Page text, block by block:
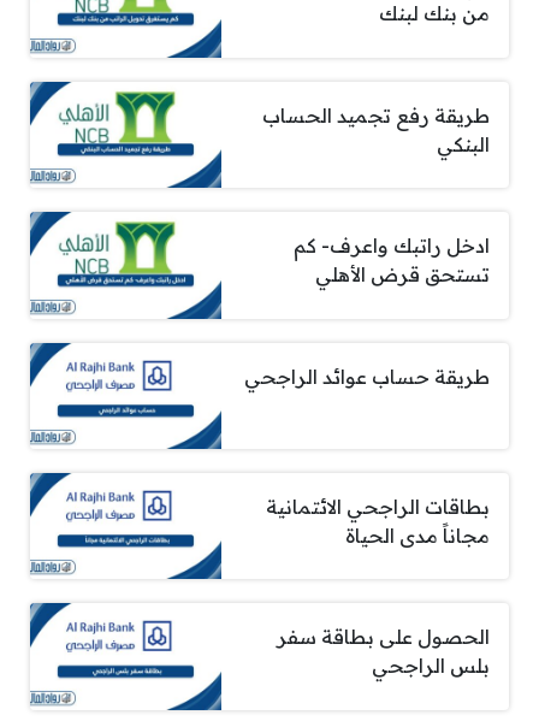
من بنك لبنك
طريقة رفع تجميد الحساب
البنكي
ادخل راتبك واعرف- كم
تستحق قرض الأهلي
طريقة حساب عوائد الراجحي
بطاقات الراجحي الائتمانية
مجاناً مدى الحياة
الحصول على بطاقة سفر
بلس الراجحي